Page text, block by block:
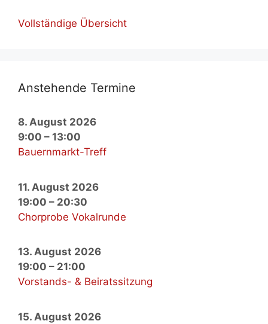
Voll­stän­di­ge Über­sicht
An­ste­hen­de Ter­mi­ne
8. August 2026
9:00 – 13:00
Bauernmarkt-Treff
11. August 2026
19:00 – 20:30
Chorprobe Vokalrunde
13. August 2026
19:00 – 21:00
Vorstands- & Beiratssitzung
15. August 2026